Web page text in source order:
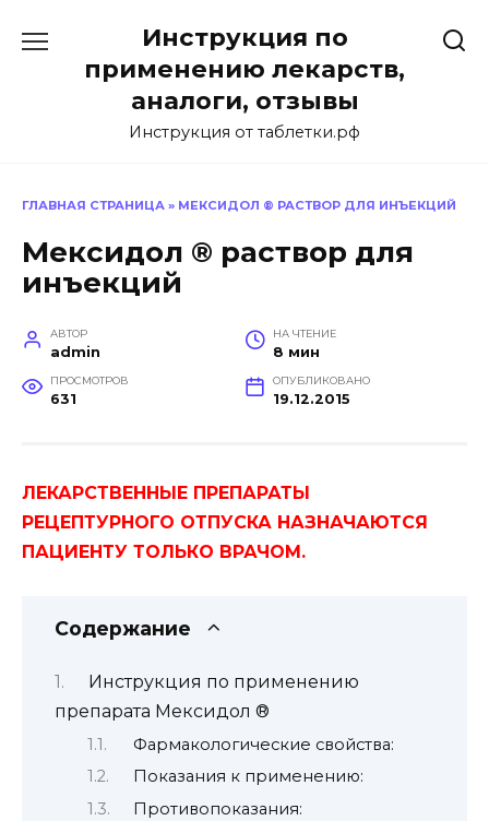
содержанию
Инструкция по
применению лекарств,
аналоги, отзывы
Инструкция от таблетки.рф
ГЛАВНАЯ СТРАНИЦА » МЕКСИДОЛ ® РАСТВОР ДЛЯ ИНЪЕКЦИЙ
Мексидол ® раствор для
инъекций
АВТОР
admin
НА ЧТЕНИЕ
8 мин
ПРОСМОТРОВ
631
ОПУБЛИКОВАНО
19.12.2015
ЛЕКАРСТВЕННЫЕ ПРЕПАРАТЫ
РЕЦЕПТУРНОГО ОТПУСКА НАЗНАЧАЮТСЯ
ПАЦИЕНТУ ТОЛЬКО ВРАЧОМ.
Содержание
Инструкция по применению
препарата Мексидол ®
Фармакологические свойства:
Показания к применению:
Противопоказания: